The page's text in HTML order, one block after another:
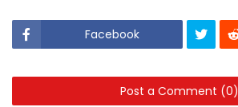
Facebook
Post a Comment (0)